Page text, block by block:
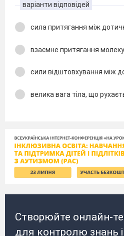
варіанти відповідей
сила притягання між
взаємне притягання
сили відштовхування між
велика вага тіла, що
Створюйте онлайн-
для контролю знань і